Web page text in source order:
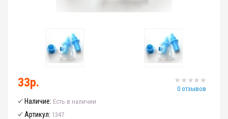
0 отзывов
33р.
Наличие: Есть в наличии
Артикул: 1347